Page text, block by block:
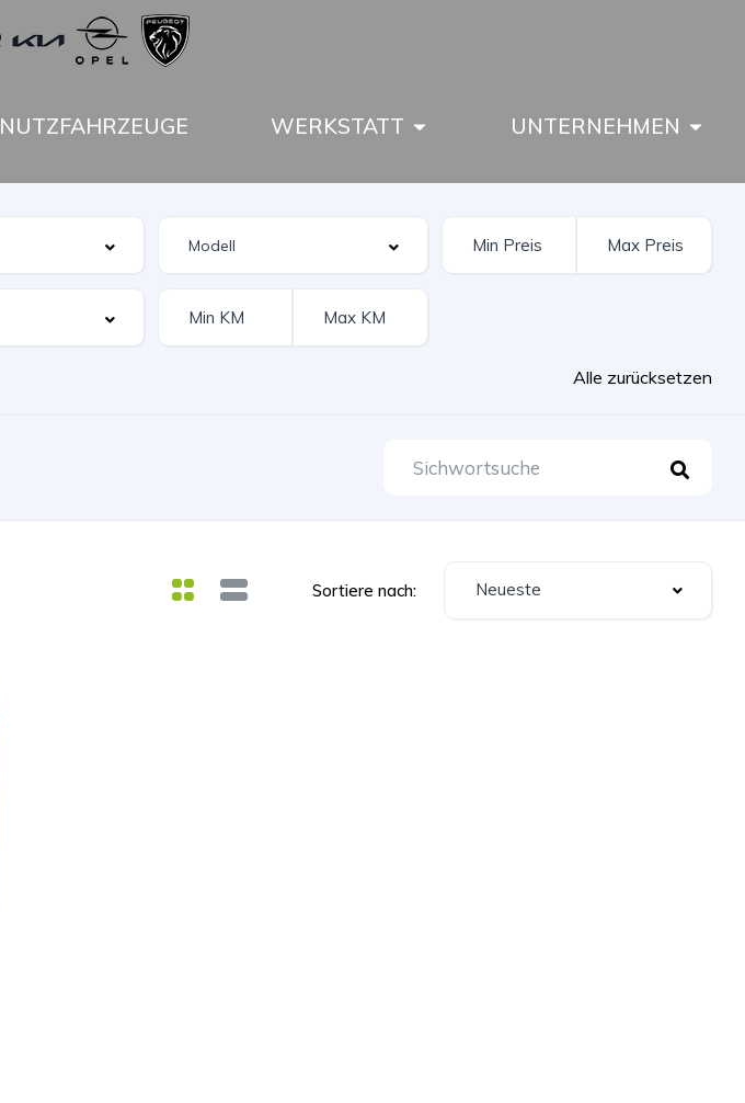
NUTZFAHRZEUGE WERKSTATT UNTERNEHMEN
Alle zurücksetzen
Sortiere nach: Neueste